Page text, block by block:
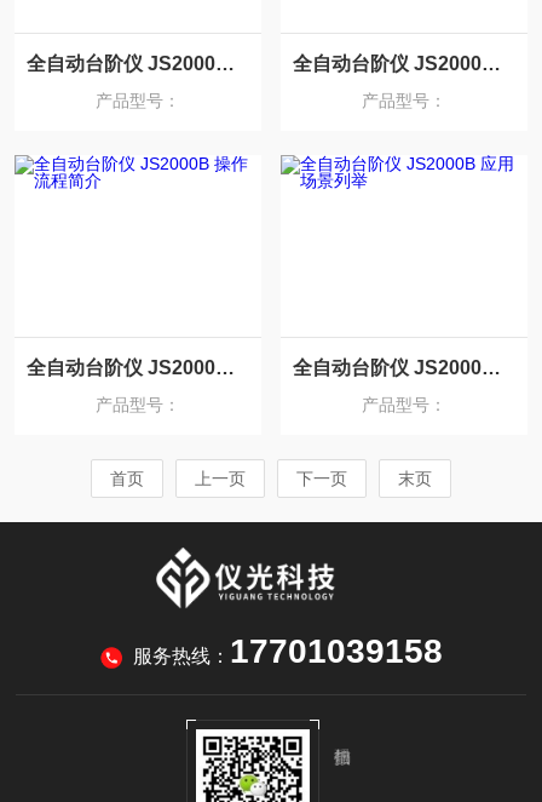
全自动台阶仪 JS2000B 测量模式介绍
产品型号：
全自动台阶仪 JS2000B 技术特点浅析
产品型号：
全自动台阶仪 JS2000B 操作流程简介
产品型号：
全自动台阶仪 JS2000B 应用场景列举
产品型号：
首页 上一页 下一页 末页
服务热线： 17701039158